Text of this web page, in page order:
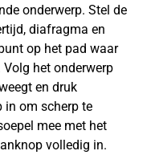
onderwerp. Stel de
diafragma en
op het pad waar
het onderwerp
en druk
in om scherp te
mee met het
volledig in.